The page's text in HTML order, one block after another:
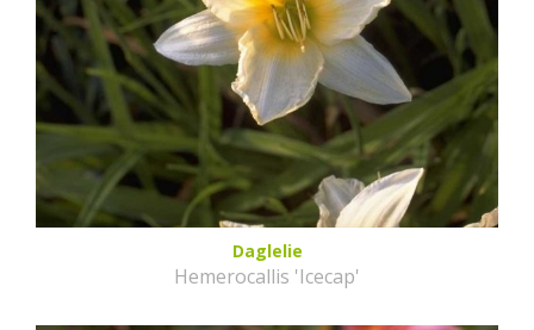
Daglelie
Hemerocallis 'Icecap'